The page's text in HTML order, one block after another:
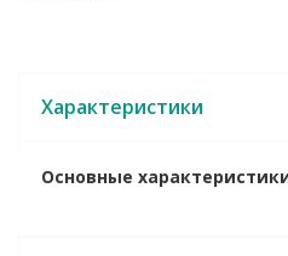
Характеристики
Основные